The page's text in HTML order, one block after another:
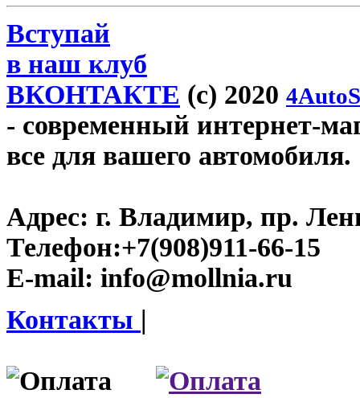
Вступай
в наш клуб
ВКОНТАКТЕ (c) 2020
- современный интернет-
все для вашего автомобиля.
Адрес: г. Владимир, пр.
Телефон:+7(908)911-66-15
E-mail: info@mollnia.ru
Контакты |